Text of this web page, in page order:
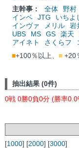
主幹事：
全体 野村
インベ
JTG いちよ
インヴァ
メリル 岩
UBS
MS GS 楽天
アイネト
さくらフ
■+100％以上、 ■ +20
抽出結果 (0件)
0戦 0勝0負0分 (勝率
[1000] [2000] [3000]